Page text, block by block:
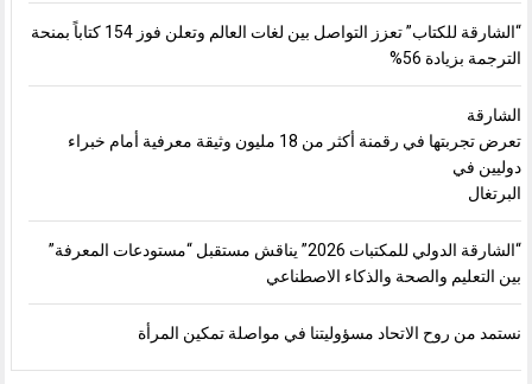
“الشارقة للكتاب” تعزز التواصل بين لغات العالم وتعلن فوز 154 كتاباً بمنحة
الترجمة بزيادة 56%
الشارقة
تعرض تجربتها في رقمنة أكثر من 18 مليون وثيقة معرفية أمام خبراء
دوليين في
البرتغال
“الشارقة الدولي للمكتبات 2026” يناقش مستقبل “مستودعات المعرفة”
بين التعليم والصحة والذكاء الاصطناعي
نستمد من روح الاتحاد مسؤوليتنا في مواصلة تمكين المرأة